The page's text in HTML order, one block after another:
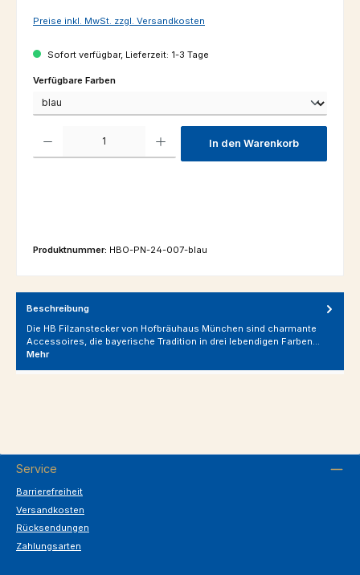
Preise inkl. MwSt. zzgl. Versandkosten
Sofort verfügbar, Lieferzeit: 1-3 Tage
Verfügbare Farbenauswählen
Produkt Anzahl: Gib den gewünschten Wert ein oder benutze die
In den Warenkorb
Produktnummer: HBO-PN-24-007-blau
Beschreibung
Die HB Filzanstecker von Hofbräuhaus München sind charmante
Accessoires, die bayerische Tradition in drei lebendigen Farben…
Mehr
Service
Barrierefreiheit
Versandkosten
Rücksendungen
Zahlungsarten